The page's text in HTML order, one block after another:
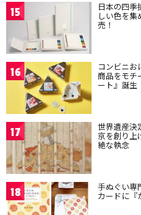
15 日本の四季
しい色を
売！
16 コンビニお
商品をモチ
ート』誕生
17 世界遺産決
京を創り上
絶な執念
18 手ぬぐい専
カードに『